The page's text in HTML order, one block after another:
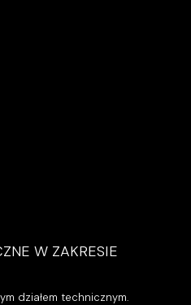
W ZAKRESIE
działem technicznym.